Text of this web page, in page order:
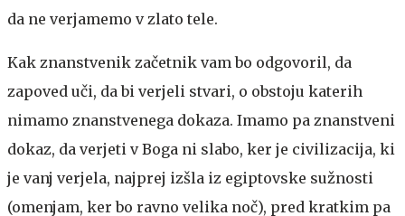
da ne verjamemo v zlato tele.
Kak znanstvenik začetnik vam bo odgovoril, da
zapoved uči, da bi verjeli stvari, o obstoju katerih
nimamo znanstvenega dokaza. Imamo pa znanstveni
dokaz, da verjeti v Boga ni slabo, ker je civilizacija, ki
je vanj verjela, najprej izšla iz egiptovske sužnosti
(omenjam, ker bo ravno velika noč), pred kratkim pa